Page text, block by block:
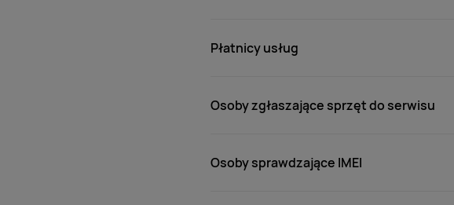
Płatnicy usług
Osoby zgłaszające sprzęt do serwisu
Osoby sprawdzające IMEI